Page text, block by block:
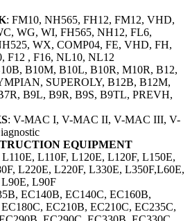
: FM10, NH565, FH12, FM12, VHD,
WG, WI, FH565, NH12, FL6,
WX, COMP04, FE, VHD, FH,
F12 , F16, NL10, NL12
B10M, B10L, B10R, M10R, B12,
SUPEROLY, B12B, B12M,
B9L, B9R, B9S, B9TL, PREVH,
: V-MAC I, V-MAC II, V-MAC III, V-
EQUIPMENT
L110E, L110F, L120E, L120F, L150E,
L220E, L220F, L330E, L350F,L60E,
L90F
EC140B, EC140C, EC160B,
EC210B, EC210C, EC235C,